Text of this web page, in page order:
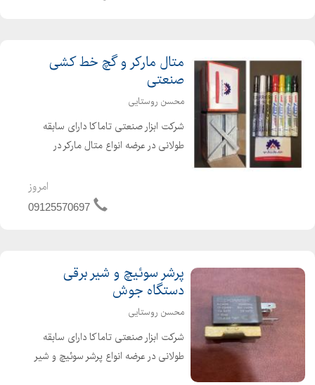
متال مارکر و گچ خط کشی
صنعتی
محسن روستایی
شرکت ابزار صنعتی تاماکا دارای سابقه
طولانی در عرضه انواع متال مارکر در
انواع فلزات ، شیشه و چرم مقاوم در برابر
حرارت گچ خط کشی صنعتی مناسب خط
امروز
09125570697
پرشر سوئیچ و شیر برقی
دستگاه جوش
محسن روستایی
شرکت ابزار صنعتی تاماکا دارای سابقه
طولانی در عرضه انواع پرشر سوئیچ و شیر